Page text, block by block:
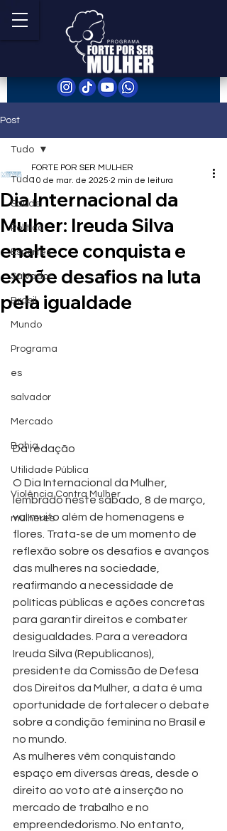
Post
Tudo
Saúde
Política
Esportes
Salvador
Brasil
Mundo
Programa
es
salvador
Mercado
Bahia
Utilidade Pública
Violência Contra Mulher
mulheres
Tudo
Dia Internacional da
Mulher: Ireuda Silva
enaltece conquista e
expõe desafios na luta
pela igualdade
FORTE POR SER MULHER
10 de mar. de 2025 2 min de leitura
Da redação
O Dia Internacional da Mulher,
lembrado neste sábado, 8 de março,
vai muito além de homenagens e
flores. Trata-se de um momento de
reflexão sobre os desafios e avanços
das mulheres na sociedade,
reafirmando a necessidade de
políticas públicas e ações concretas
para garantir direitos e combater
desigualdades. Para a vereadora
Ireuda Silva (Republicanos),
presidente da Comissão de Defesa
dos Direitos da Mulher, a data é uma
oportunidade de fortalecer o debate
sobre a condição feminina no Brasil e
no mundo.
As mulheres vêm conquistando
espaço em diversas áreas, desde o
direito ao voto até a inserção no
mercado de trabalho e no
empreendedorismo. No entanto,